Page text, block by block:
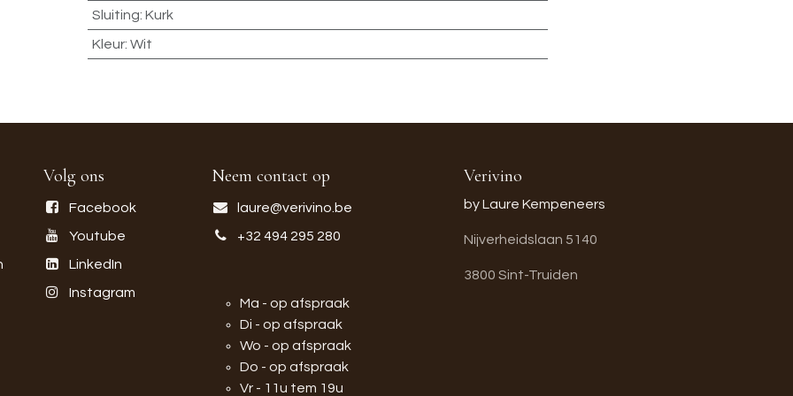
Sluiting: Kurk
Kleur: Wit
Volg ons
Facebook
Youtube
LinkedIn
Instagram
Neem contact op
laure@verivino.be
+32 494 295 280
Ma - op afspraak
Di - op afspraak
Wo - op afspraak
Do - op afspraak
Vr - 11u tem 19u
Verivino
by Laure Kempeneers
Nijverheidslaan 5140
3800 Sint-Truiden